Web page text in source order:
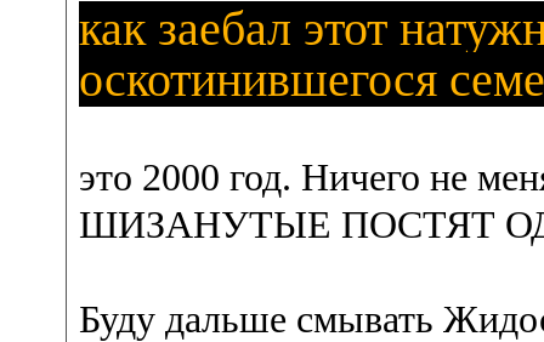
как заебал этот
оскотинившегося
это 2000 год. Ничего не
ШИЗАНУТЫЕ ПОСТЯТ
Буду дальше смывать